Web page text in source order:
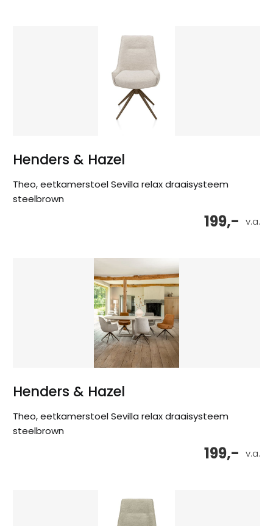
Henders & Hazel
Theo, eetkamerstoel Sevilla relax draaisysteem
steelbrown
v.a.
199,-
Henders & Hazel
Theo, eetkamerstoel Sevilla relax draaisysteem
steelbrown
v.a.
199,-